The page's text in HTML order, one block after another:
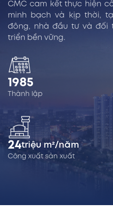
CMC cam kết thực hiện
minh bạch và kịp thời,
đông, nhà đầu tư và đối
triển bền vững.
1985
Thành lập
24triệu m²/năm
Công xuất sản xuất